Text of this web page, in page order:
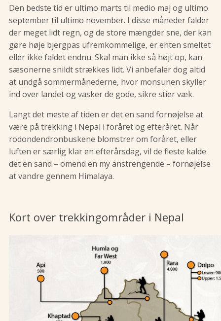
Den bedste tid er ultimo marts til medio maj og ultimo
september til ultimo november. I disse måneder falder
der meget lidt regn, og de store mængder sne, der kan
gøre høje bjergpas ufremkommelige, er enten smeltet
eller ikke faldet endnu. Skal man ikke så højt op, kan
sæsonerne snildt strækkes lidt. Vi anbefaler dog altid
at undgå sommermånederne, hvor monsunen skyller
ind over landet og vasker de gode, sikre stier væk.
Langt det meste af tiden er det en sand fornøjelse at
være på trekking i Nepal i foråret og efteråret. Når
rodondendronbuskene blomstrer om foråret, eller
luften er særlig klar en efterårsdag, vil de fleste kalde
det en sand – omend en my anstrengende – fornøjelse
at vandre gennem Himalaya.
Kort over trekkingområder i Nepal